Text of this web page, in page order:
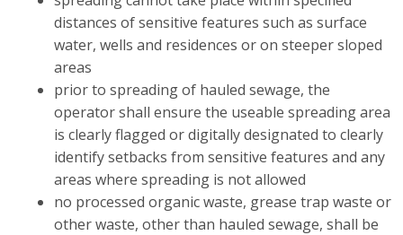
distances of sensitive features such as surface
water, wells and residences or on steeper sloped
areas
prior to spreading of hauled sewage, the
operator shall ensure the useable spreading area
is clearly flagged or digitally designated to clearly
identify setbacks from sensitive features and any
areas where spreading is not allowed
no processed organic waste, grease trap waste or
other waste, other than hauled sewage, shall be